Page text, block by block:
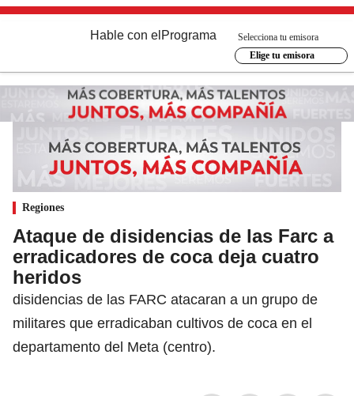
Hable con el Programa
Selecciona tu emisora
Elige tu emisora
Regiones
Ataque de disidencias de las Farc a
erradicadores de coca deja cuatro
heridos
disidencias de las FARC atacaran a un grupo de
militares que erradicaban cultivos de coca en el
departamento del Meta (centro).